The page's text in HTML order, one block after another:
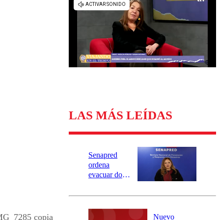
Universidad de Chile
Sustentabilidad
copia
LAS MÁS LEÍDAS
Senapred
ordena
evacuar dos
Carahue por
río Damas:
Nuevo